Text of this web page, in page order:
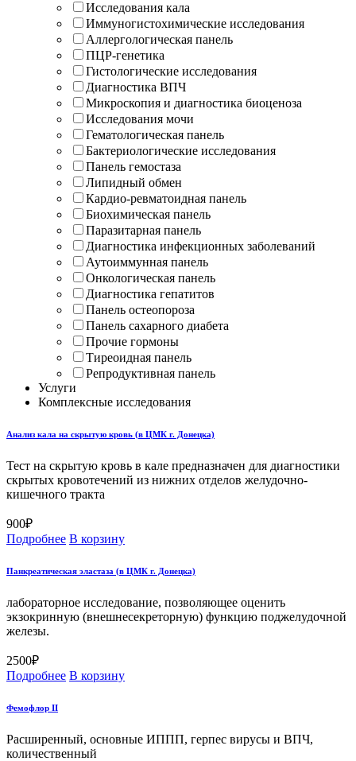
Исследования кала
Иммуногистохимические исследования
Аллергологическая панель
ПЦР-генетика
Гистологические исследования
Диагностика ВПЧ
Микроскопия и диагностика биоценоза
Исследования мочи
Гематологическая панель
Бактериологические исследования
Панель гемостаза
Липидный обмен
Кардио-ревматоидная панель
Биохимическая панель
Паразитарная панель
Диагностика инфекционных заболеваний
Аутоиммунная панель
Онкологическая панель
Диагностика гепатитов
Панель остеопороза
Панель сахарного диабета
Прочие гормоны
Тиреоидная панель
Репродуктивная панель
Услуги
Комплексные исследования
Анализ кала на скрытую кровь (в ЦМК г. Донецка)
Тест на скрытую кровь в кале предназначен для диагностики
скрытых кровотечений из нижних отделов желудочно-
кишечного тракта
900₽
Подробнее В корзину
Панкреатическая эластаза (в ЦМК г. Донецка)
лабораторное исследование, позволяющее оценить
экзокринную (внешнесекреторную) функцию поджелудочной
железы.
2500₽
Подробнее В корзину
Фемофлор II
Расширенный, основные ИППП, герпес вирусы и ВПЧ,
количественный